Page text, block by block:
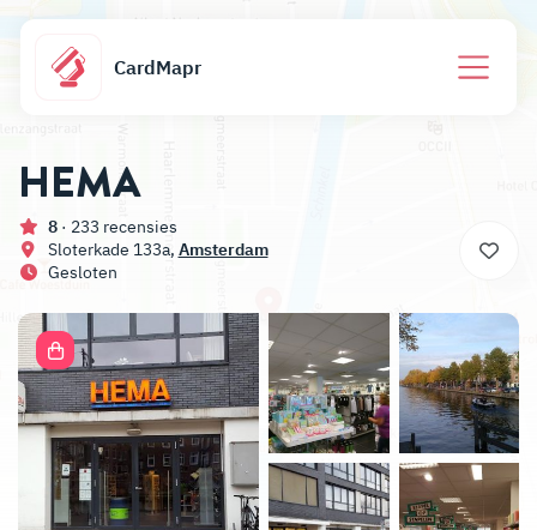
CardMapr
HEMA
8 · 233 recensies
Sloterkade 133a, Amsterdam
Gesloten